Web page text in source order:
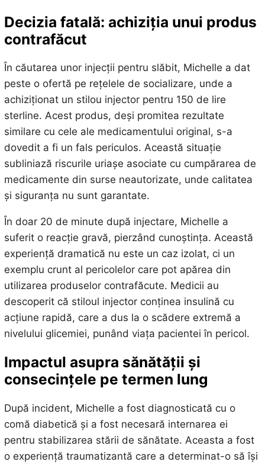
Decizia fatală: achiziția unui produs
contrafăcut
În căutarea unor injecții pentru slăbit, Michelle a dat
peste o ofertă pe rețelele de socializare, unde a
achiziționat un stilou injector pentru 150 de lire
sterline. Acest produs, deși promitea rezultate
similare cu cele ale medicamentului original, s-a
dovedit a fi un fals periculos. Această situație
subliniază riscurile uriașe asociate cu cumpărarea de
medicamente din surse neautorizate, unde calitatea
și siguranța nu sunt garantate.
În doar 20 de minute după injectare, Michelle a
suferit o reacție gravă, pierzând cunoștința. Această
experiență dramatică nu este un caz izolat, ci un
exemplu crunt al pericolelor care pot apărea din
utilizarea produselor contrafăcute. Medicii au
descoperit că stiloul injector conținea insulină cu
acțiune rapidă, care a dus la o scădere extremă a
nivelului glicemiei, punând viața pacientei în pericol.
Impactul asupra sănătății și
consecințele pe termen lung
După incident, Michelle a fost diagnosticată cu o
comă diabetică și a fost necesară internarea ei
pentru stabilizarea stării de sănătate. Aceasta a fost
o experiență traumatizantă care a determinat-o să își